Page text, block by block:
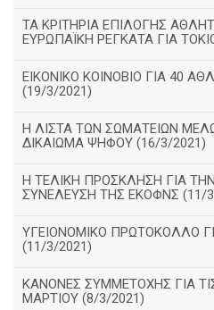
ΤΑ ΚΡΙΤΗΡΙΑ ΕΠΙΛΟΓΗΣ
ΕΥΡΩΠΑΪΚΗ ΡΕΓΚΑΤΑ ΓΙΑ
ΕΙΚΟΝΙΚΟ ΚΟΙΝΟΒΙΟ ΓΙΑ 40
(19/3/2021)
Η ΛΙΣΤΑ ΤΩΝ ΣΩΜΑΤΕΙΩΝ
ΔΙΚΑΙΩΜΑ ΨΗΦΟΥ (16/3/2021)
Η ΤΕΛΙΚΗ ΠΡΟΣΚΛΗΣΗ ΓΙΑ
ΣΥΝΕΛΕΥΣΗ ΤΗΣ ΕΚΟΦΝΣ (11/
ΥΓΕΙΟΝΟΜΙΚΟ ΠΡΩΤΟΚΟΛΛΟ
(11/3/2021)
ΚΑΝΟΝΕΣ ΣΥΜΜΕΤΟΧΗΣ ΓΙΑ
ΜΑΡΤΙΟΥ (8/3/2021)